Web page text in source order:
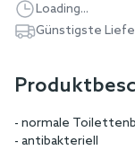
Loading...
Günstigste
- normale
- antibakteriell